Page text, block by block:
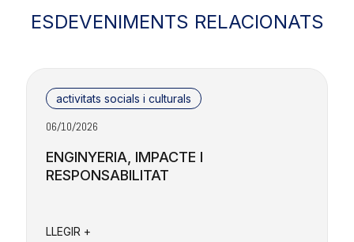
ESDEVENIMENTS RELACIONATS
activitats socials i culturals
06/10/2026
ENGINYERIA, IMPACTE I
RESPONSABILITAT
LLEGIR +